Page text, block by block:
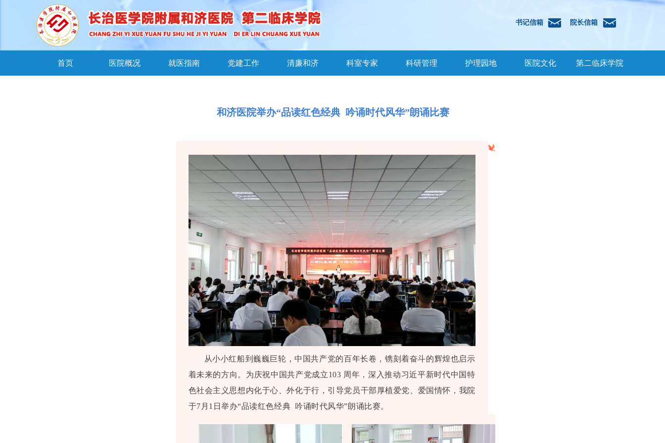
书记信箱 院长信箱
낂 낂
首页 医院概况 就医指南 党建工作 清廉和济 科室专家 科研管理 护理园地 医院文化 第二临床学院
和济医院举办“品读红色经典 吟诵时代风华”朗诵比赛
从小小红船到巍巍巨轮，中国共产党的百年长卷，镌刻着奋斗的辉煌也启示
着未来的方向。为庆祝中国共产党成立103 周年，深入推动习近平新时代中国特
色社会主义思想内化于心、外化于行，引导党员干部厚植爱党、爱国情怀，我院
于7月1日举办“品读红色经典 吟诵时代风华”朗诵比赛。